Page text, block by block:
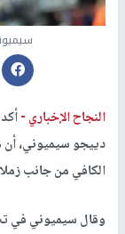
النجاح الإخباري -
دييجو سيميوني،
الكافي من جانب
وقال سيميوني في